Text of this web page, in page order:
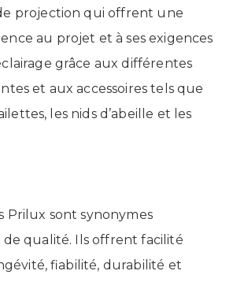
projection qui offrent une
au projet et à ses exigences
grâce aux différentes
et aux accessoires tels que
les nids d’abeille et les
Prilux sont synonymes
de qualité. Ils offrent facilité
fiabilité, durabilité et